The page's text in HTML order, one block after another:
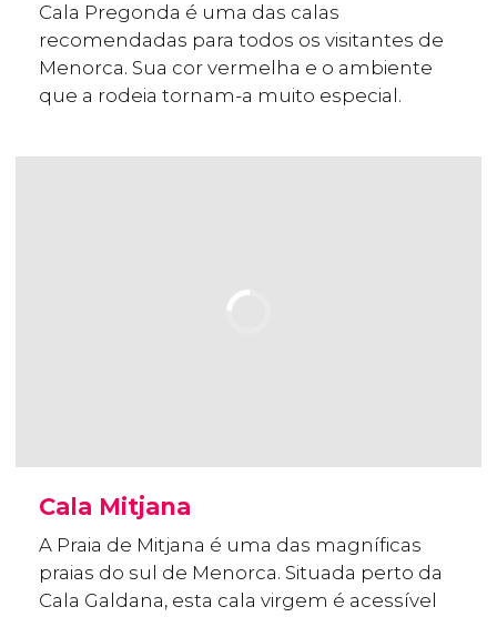
Cala Pregonda é uma das calas
recomendadas para todos os visitantes de
Menorca. Sua cor vermelha e o ambiente
que a rodeia tornam-a muito especial.
Cala Mitjana
A Praia de Mitjana é uma das magníficas
praias do sul de Menorca. Situada perto da
Cala Galdana, esta cala virgem é acessível